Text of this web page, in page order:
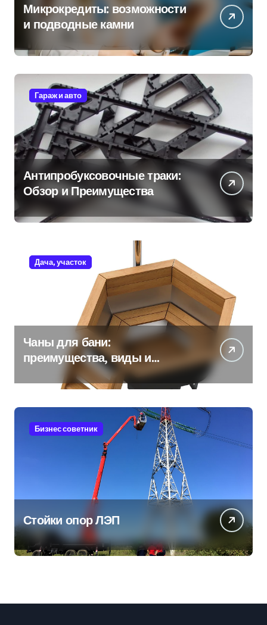
Микрокредиты: возможности
и подводные камни
Гараж и авто
Антипробуксовочные траки:
Обзор и Преимущества
Дача, участок
Чаны для бани:
преимущества, виды и
особенности использования
Бизнес советник
Стойки опор ЛЭП